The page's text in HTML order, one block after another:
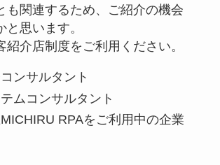
も関連するため、ご紹介の機会
と思います。
紹介店制度をご利用ください。
ンサルタント
ムコンサルタント
RPAをご利用中の企業